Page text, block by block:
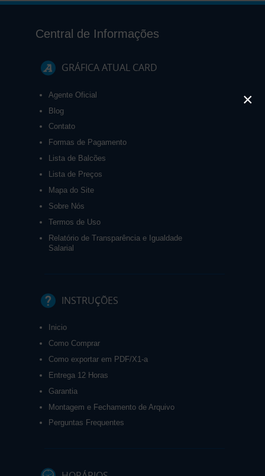
Central de Informações
GRÁFICA ATUAL CARD
Agente Oficial
Blog
Contato
Formas de Pagamento
Lista de Balcões
Lista de Preços
Mapa do Site
Sobre Nós
Termos de Uso
Relatório de Transparência e Igualdade
Salarial
INSTRUÇÕES
Inicio
Como Comprar
Como exportar em PDF/X1-a
Entrega 12 Horas
Garantia
Montagem e Fechamento de Arquivo
Perguntas Frequentes
×